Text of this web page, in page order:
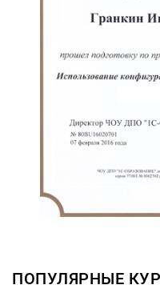
ПОПУЛЯРНЫЕ